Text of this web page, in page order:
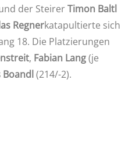
der SteirerTimon Baltl
Regnerkatapultierte sich
18. Die Platzierungen
, Fabian Lang(je
Boandl (214/-2).